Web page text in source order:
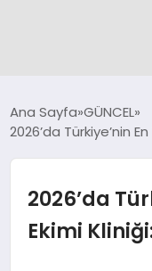
DÜNYA
Ana Sayfa GÜNCEL
2026’da Türkiye’nin
2026’da
Ekimi